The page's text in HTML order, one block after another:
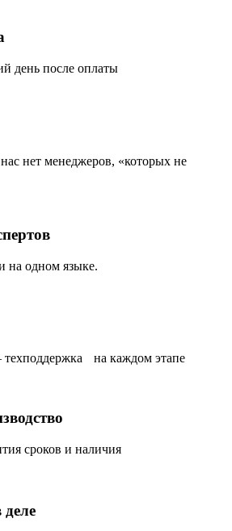
день после оплаты
нет менеджеров, «которых не
на одном языке.
техподдержка на каждом этапе
сроков и наличия